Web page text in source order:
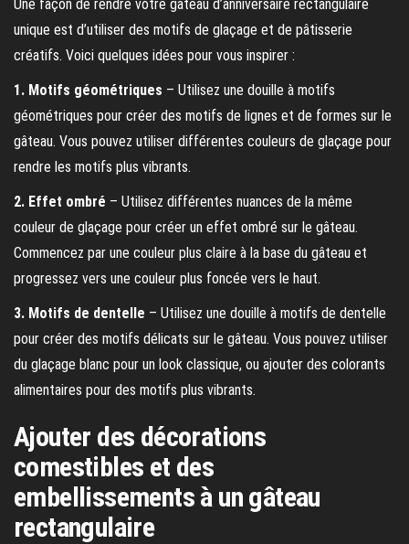
Une façon de rendre votre gâteau d’anniversaire rectangulaire
unique est d’utiliser des motifs de glaçage et de pâtisserie
créatifs. Voici quelques idées pour vous inspirer :
1. Motifs géométriques – Utilisez une douille à motifs
géométriques pour créer des motifs de lignes et de formes sur le
gâteau. Vous pouvez utiliser différentes couleurs de glaçage pour
rendre les motifs plus vibrants.
2. Effet ombré – Utilisez différentes nuances de la même
couleur de glaçage pour créer un effet ombré sur le gâteau.
Commencez par une couleur plus claire à la base du gâteau et
progressez vers une couleur plus foncée vers le haut.
3. Motifs de dentelle – Utilisez une douille à motifs de dentelle
pour créer des motifs délicats sur le gâteau. Vous pouvez utiliser
du glaçage blanc pour un look classique, ou ajouter des colorants
alimentaires pour des motifs plus vibrants.
Ajouter des décorations
comestibles et des
embellissements à un gâteau
rectangulaire